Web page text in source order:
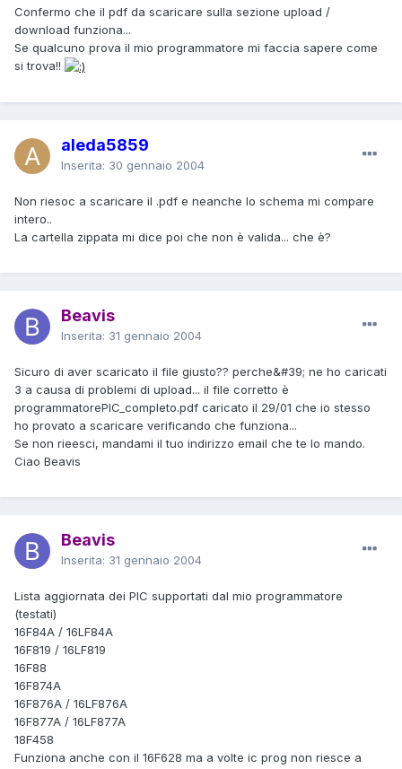
Confermo che il pdf da scaricare sulla sezione upload /
download funziona...
Se qualcuno prova il mio programmatore mi faccia sapere come
si trova!!
aleda5859
Inserita: 30 gennaio 2004
Non riesoc a scaricare il .pdf e neanche lo schema mi compare
intero..
La cartella zippata mi dice poi che non è valida... che è?
Beavis
Inserita: 31 gennaio 2004
Sicuro di aver scaricato il file giusto?? perche&#39; ne ho caricati
3 a causa di problemi di upload... il file corretto è
programmatorePIC_completo.pdf caricato il 29/01 che io stesso
ho provato a scaricare verificando che funziona...
Se non rieesci, mandami il tuo indirizzo email che te lo mando.
Ciao Beavis
Beavis
Inserita: 31 gennaio 2004
Lista aggiornata dei PIC supportati dal mio programmatore
(testati)
16F84A / 16LF84A
16F819 / 16LF819
16F88
16F874A
16F876A / 16LF876A
16F877A / 16LF877A
18F458
Funziona anche con il 16F628 ma a volte ic prog non riesce a